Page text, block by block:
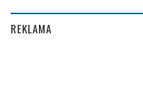
REKLAMA